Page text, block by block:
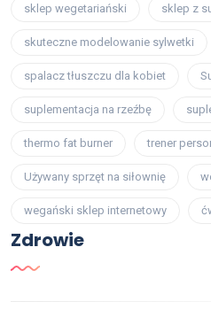
sklep wegetariański sklep z
skuteczne modelowanie sylwetki
spalacz tłuszczu dla kobiet
suplementacja na rzeźbę
thermo fat burner trener
Używany sprzęt na siłownię
wegański sklep internetowy
Zdrowie